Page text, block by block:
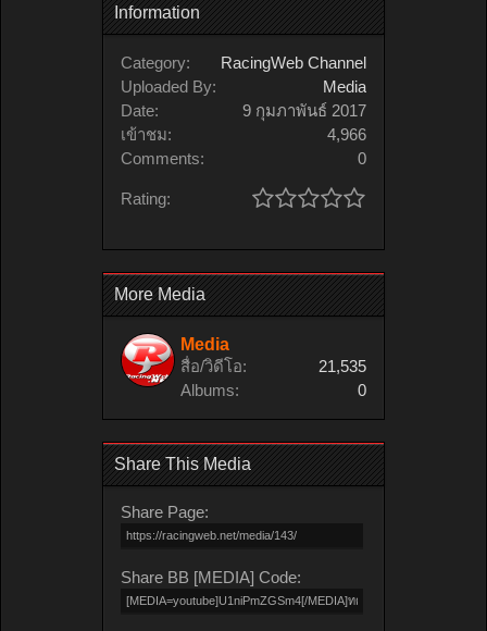
Information
Category:
RacingWeb Channel
Uploaded By:
Media
Date:
9 กุมภาพันธ์ 2017
เข้าชม:
4,966
Comments:
0
Rating:
More Media
Media
สื่อ/วิดีโอ:
21,535
Albums:
0
Share This Media
Share Page:
Share BB [MEDIA] Code: